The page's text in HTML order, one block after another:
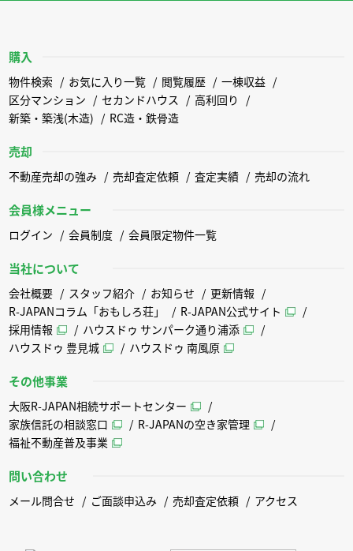
購入
物件検索 お気に入り一覧 閲覧履歴
一棟収益
区分マンション
セカンドハウス
高利回り
新築・築浅(木造)
RC造・鉄骨造
売却
不動産売却の強み 売却査定依頼 査定実績 売却の流れ
会員様メニュー
ログイン 会員制度 会員限定物件一覧
当社について
会社概要 スタッフ紹介 お知らせ
更新情報
R-JAPANコラム「おもしろ荘」
R-JAPAN公式サイト
採用情報
ハウスドゥ サンパーク通り浦添
ハウスドゥ 豊見城
ハウスドゥ 南風原
その他事業
大阪R-JAPAN相続サポートセンター
家族信託の相談窓口
R-JAPANの空き家管理
福祉不動産普及事業
問い合わせ
メール問合せ ご面談申込み 売却査定依頼 アクセス